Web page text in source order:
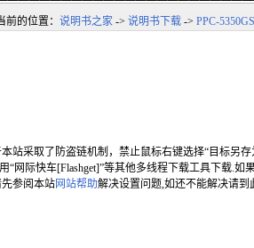
前的位置： 说明书之家 -> 说明书下载 -> PPC-5350GS
站采取了防盗链机制，禁止鼠标右键选择“目标另
“网际快车[Flashget]”等其他多线程下载工具下载.如
参阅本站网站帮助解决设置问题,如还不能解决请到